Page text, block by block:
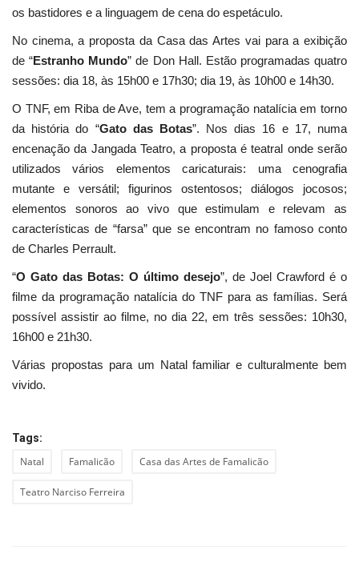
os bastidores e a linguagem de cena do espetáculo.
No cinema, a proposta da Casa das Artes vai para a exibição
de “Estranho Mundo” de Don Hall. Estão programadas quatro
sessões: dia 18, às 15h00 e 17h30; dia 19, às 10h00 e 14h30.
O TNF, em Riba de Ave, tem a programação natalícia em torno
da história do “Gato das Botas”. Nos dias 16 e 17, numa
encenação da Jangada Teatro, a proposta é teatral onde serão
utilizados vários elementos caricaturais: uma cenografia
mutante e versátil; figurinos ostentosos; diálogos jocosos;
elementos sonoros ao vivo que estimulam e relevam as
características de “farsa” que se encontram no famoso conto
de Charles Perrault.
“O Gato das Botas: O último desejo”, de Joel Crawford é o
filme da programação natalícia do TNF para as famílias. Será
possível assistir ao filme, no dia 22, em três sessões: 10h30,
16h00 e 21h30.
Várias propostas para um Natal familiar e culturalmente bem
vivido.
Tags:
Natal Famalicão Casa das Artes de Famalicão
Teatro Narciso Ferreira